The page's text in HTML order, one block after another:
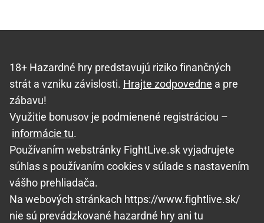
18+ Hazardné hry predstavujú riziko finančných
strát a vzniku závislosti. Hrajte zodpovedne a pre
zábavu!
Využitie bonusov je podmienené registráciou –
informácie tu.
Používaním webstránky FightLive.sk vyjadrujete
súhlas s používaním cookies v súlade s nastavením
vášho prehliadača.
Na webových stránkach https://www.fightlive.sk/
nie sú prevádzkované hazardné hry ani tu